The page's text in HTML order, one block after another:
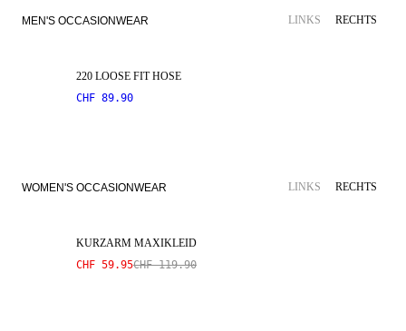
MEN'S OCCASIONWEAR LINKS RECHTS
STRETCH-GEWEBE
220 LOOSE FIT HOSE
CHF 89.90
WOMEN'S OCCASIONWEAR LINKS RECHTS
SALE
KURZARM MAXIKLEID
CHF 59.95CHF 119.90